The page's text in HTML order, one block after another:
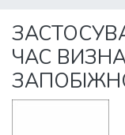
Statistics
ЧАС